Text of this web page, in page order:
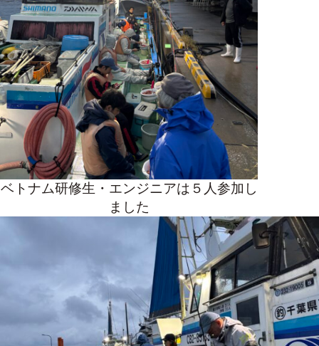
ベトナム研修生・エンジニアは５人参加し
ました